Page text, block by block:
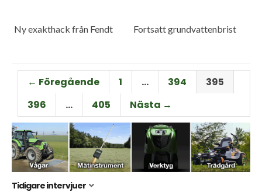
Ny exakthack från Fendt Fortsatt grundvattenbrist
← Föregående 1 … 394
395
396
… 405 Nästa →
Tidigare intervjuer